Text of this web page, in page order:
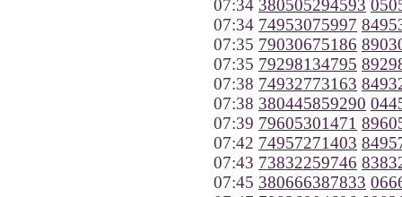
07:34 380505294593
07:34 74953075997
07:35 79030675186
07:35 79298134795
07:38 74932773163
07:38 380445859290
07:39 79605301471
07:42 74957271403
07:43 73832259746
07:45 380666387833